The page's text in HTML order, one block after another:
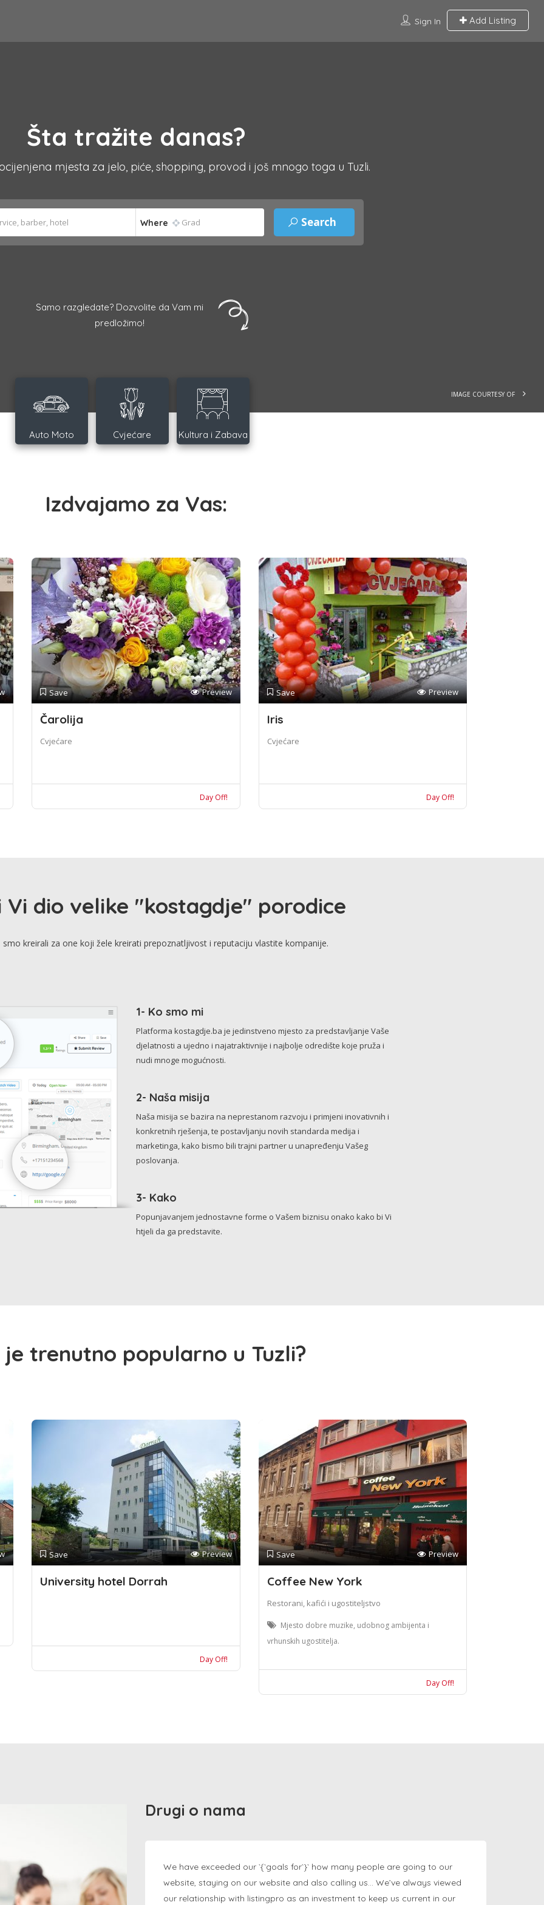
Sign In Add Listing
IMAGE COURTESY OF
Šta tražite danas?
mjesta za jelo, piće, shopping, provod i još mnogo toga u Tuzli.
Where
Samo razgledate? Dozvolite da Vam mi
predložimo!
Auto Moto Cvjećare Kultura i Zabava
Izdvajamo za Vas:
Save Preview
Čarolija
Cvjećare
Day Off!
Save Preview
Iris
Cvjećare
Day Off!
Vi dio velike "kostagdje" porodice
kreirali za one koji žele kreirati prepoznatljivost i reputaciju vlastite kompanije.
1- Ko smo mi
Platforma kostagdje.ba je jedinstveno mjesto za predstavljanje Vaše
djelatnosti a ujedno i najatraktivnije i najbolje odredište koje pruža i
nudi mnoge mogućnosti.
2- Naša misija
Naša misija se bazira na neprestanom razvoju i primjeni inovativnih i
konkretnih rješenja, te postavljanju novih standarda medija i
marketinga, kako bismo bili trajni partner u unapređenju Vašeg
poslovanja.
3- Kako
Popunjavanjem jednostavne forme o Vašem biznisu onako kako bi Vi
htjeli da ga predstavite.
je trenutno popularno u Tuzli?
Save Preview
University hotel Dorrah
Day Off!
Save Preview
Coffee New York
Restorani, kafići i ugostiteljstvo
Mjesto dobre muzike, udobnog ambijenta i
vrhunskih ugostitelja.
Day Off!
Drugi o nama
We have exceeded our `{`goals for`}` how many people are going to our
website, staying on our website and also calling us… We’ve always viewed
our relationship with listingpro as an investment to keep us current in our